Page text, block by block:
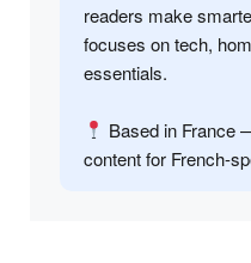
readers make
focuses on tech,
essentials.
Based in France
content for French-